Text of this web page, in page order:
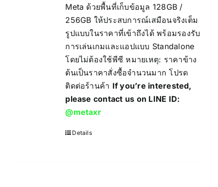
17,490.00฿
Meta ด้วยพื้นที่เก็บข้อมูล 128GB /
256GB ให้ประสบการณ์เสมือนจริงเต็ม
รูปแบบในราคาที่เข้าถึงได้ พร้อมรองรับ
การเล่นเกมและแอปแบบ Standalone
โดยไม่ต้องใช้พีซี หมายเหตุ: ราคาข้าง
ต้นเป็นราคาสั่งซื้อจำนวนมาก โปรด
ติดต่อร้านค้า If you’re interested,
please contact us on LINE ID:
@metaxr
Details